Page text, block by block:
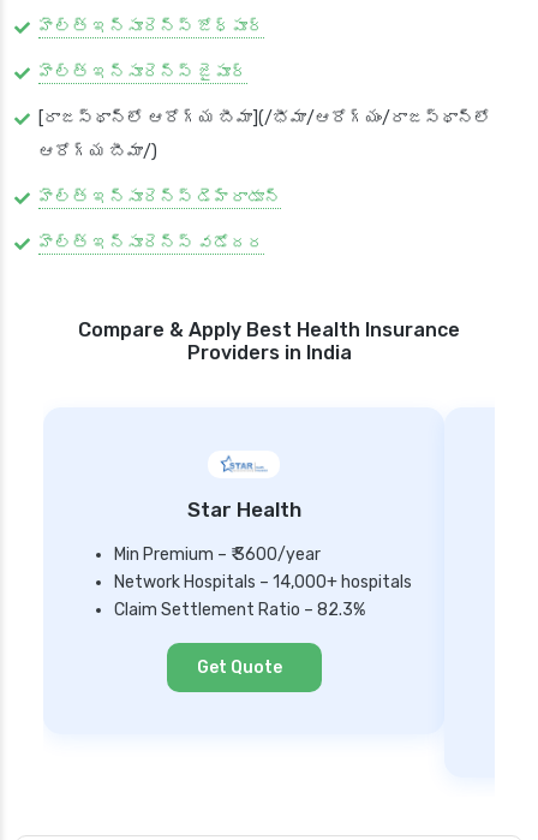
హెల్త్ ఇన్సూరెన్స్ జోధ్‌పూర్
హెల్త్ ఇన్సూరెన్స్ జైపూర్
[రాజస్థాన్‌లో ఆరోగ్య బీమా](/భీమా/ఆరోగ్యం/రాజస్థాన్‌లో
ఆరోగ్య బీమా/)
హెల్త్ ఇన్సూరెన్స్ డెహ్రాడూన్
హెల్త్ ఇన్సూరెన్స్ వడోదర
Compare & Apply Best Health Insurance
Providers in India
Star Health
Min Premium – ₹ 3600/year
Network Hospitals – 14,000+ hospitals
Claim Settlement Ratio – 82.3%
Get Quote